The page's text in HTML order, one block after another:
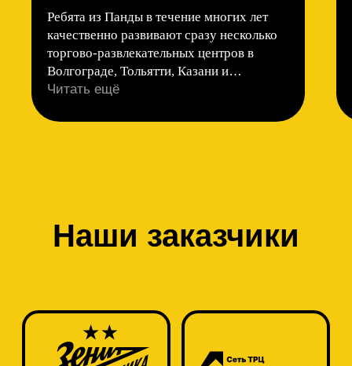
Ребята из Панды в течение многих лет
качественно развивают сразу несколько
торгово-развлекательных центров в
Волгограде, Тольятти, Казани и
Екатеринбурге в социальных сетях. За
несколько раз. Особенно хочу отметить
Читать ещё
Наши заказчики